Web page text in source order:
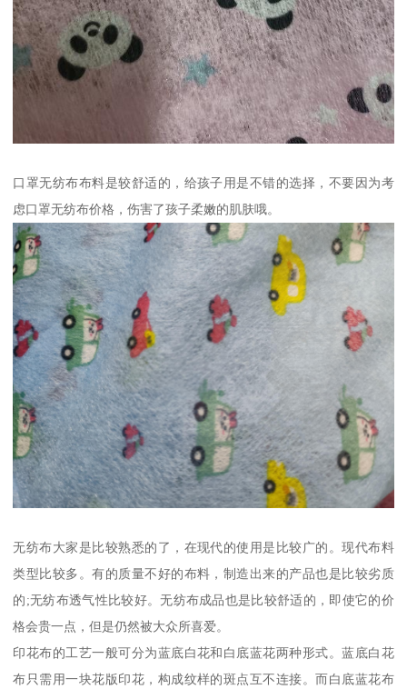
口罩无纺布布料是较舒适的，给孩子用是不错的选择，不要因为考
虑口罩无纺布价格，伤害了孩子柔嫩的肌肤哦。
无纺布大家是比较熟悉的了，在现代的使用是比较广的。现代布料
类型比较多。有的质量不好的布料，制造出来的产品也是比较劣质
的;无纺布透气性比较好。无纺布成品也是比较舒适的，即使它的价
格会贵一点，但是仍然被大众所喜爱。
印花布的工艺一般可分为蓝底白花和白底蓝花两种形式。蓝底白花
布只需用一块花版印花，构成纹样的斑点互不连接。而白底蓝花布